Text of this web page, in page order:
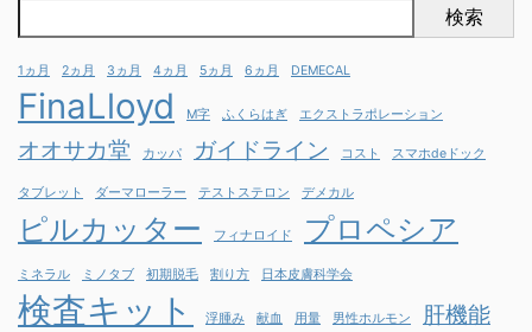
検索
1ヵ月 2ヵ月 3ヵ月 4ヵ月 5ヵ月 6ヵ月 DEMECAL
FinaLloyd M字 ふくらはぎ エクストラポレーション
オオサカ堂 カッパ ガイドライン コスト スマホdeドック
タブレット ダーマローラー テストステロン デメカル
ピルカッター フィナロイド プロペシア
ミネラル ミノタブ 初期脱毛 割り方 日本皮膚科学会
検査キット 浮腫み 献血 用量 男性ホルモン 肝機能